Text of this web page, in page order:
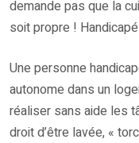
demande pas que la
soit propre !
Une personne
autonome dans un
réaliser sans aide les
droit d’être lavée, «